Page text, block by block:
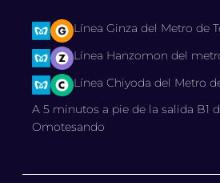
Línea Ginza del Metro de
Línea Hanzomon del
Línea Chiyoda del Metro
A 5 minutos a pie de la salida B1
Omotesando